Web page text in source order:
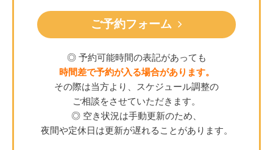
ご予約フォーム
◎ 予約可能時間の表記があっても
時間差で予約が入る場合があります。
その際は当方より、スケジュール調整の
ご相談をさせていただきます。
◎ 空き状況は手動更新のため、
夜間や定休日は更新が遅れることがあります。